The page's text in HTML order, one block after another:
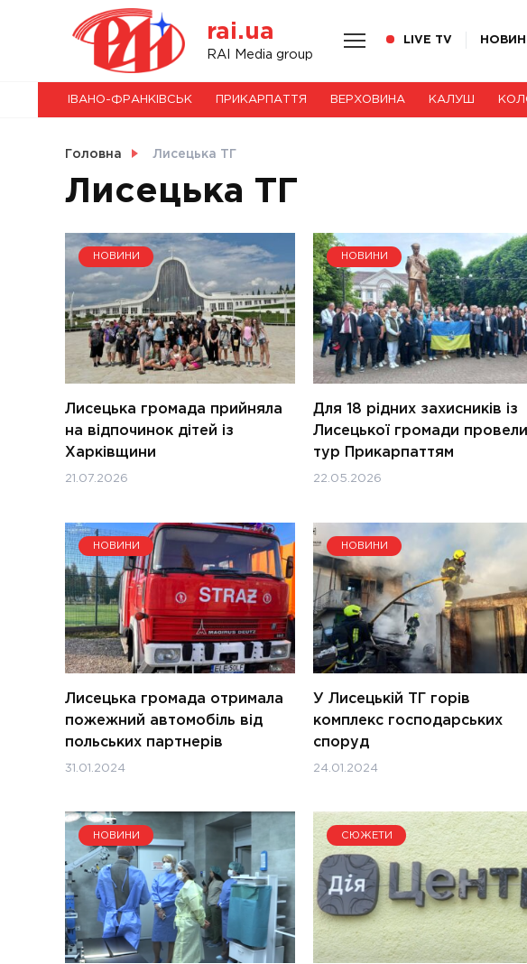
rai.ua
RAI Media group
LIVE TV
НОВИНИ
СВІТ
УКРАЇНА
ІВАНО-ФРАНКІВСЬК ПРИКАРПАТТЯ ВЕРХОВИНА КАЛУШ
Головна Лисецька ТГ
Лисецька ТГ
НОВИНИ
Лисецька громада прийняла
на відпочинок дітей із
Харківщини
21.07.2026
НОВИНИ
Для 18 рідних захисників із
Лисецької громади провели
тур Прикарпаттям
22.05.2026
НОВИНИ
Лисецька громада отримала
пожежний автомобіль від
польських партнерів
31.01.2024
НОВИНИ
У Лисецькій ТГ горів
комплекс господарських
споруд
24.01.2024
НОВИНИ СЮЖЕТИ